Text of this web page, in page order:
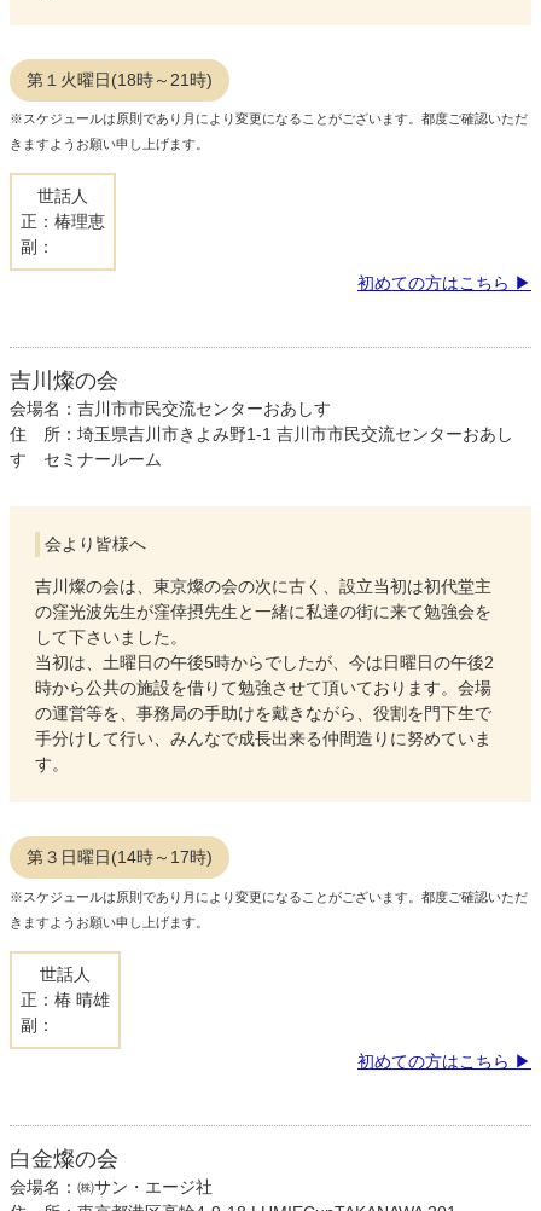
第１火曜日(18時～21時)
※スケジュールは原則であり月により変更になることがございます。都度ご確認いただ
きますようお願い申し上げます。
世話人
正：椿理恵
副：
初めての方はこちら
吉川燦の会
会場名：吉川市市民交流センターおあしす
住 所：埼玉県吉川市きよみ野1-1 吉川市市民交流センターおあし
す セミナールーム
会より皆様へ
吉川燦の会は、東京燦の会の次に古く、設立当初は初代堂主
の窪光波先生が窪倖摂先生と一緒に私達の街に来て勉強会を
して下さいました。
当初は、土曜日の午後5時からでしたが、今は日曜日の午後2
時から公共の施設を借りて勉強させて頂いております。会場
の運営等を、事務局の手助けを戴きながら、役割を門下生で
手分けして行い、みんなで成長出来る仲間造りに努めていま
す。
第３日曜日(14時～17時)
※スケジュールは原則であり月により変更になることがございます。都度ご確認いただ
きますようお願い申し上げます。
世話人
正：椿 晴雄
副：
初めての方はこちら
白金燦の会
会場名：㈱サン・エージ社